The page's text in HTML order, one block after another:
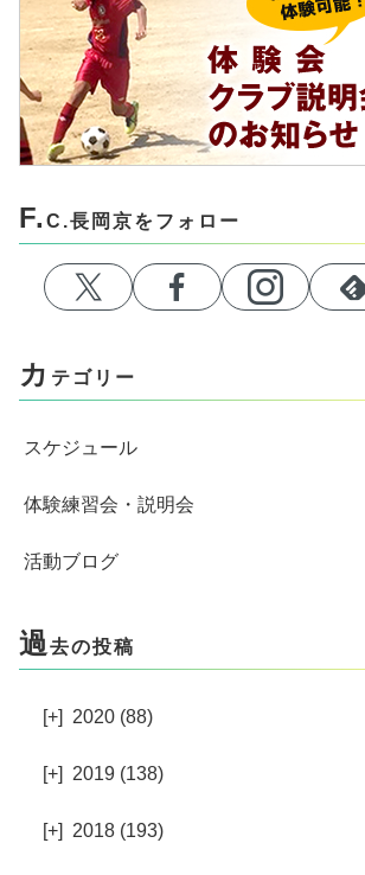
F. C.長岡京をフォロー
カ テゴリー
スケジュール
体験練習会・説明会
活動ブログ
過 去の投稿
[+] 2020 (88)
[+] 2019 (138)
[+] 2018 (193)